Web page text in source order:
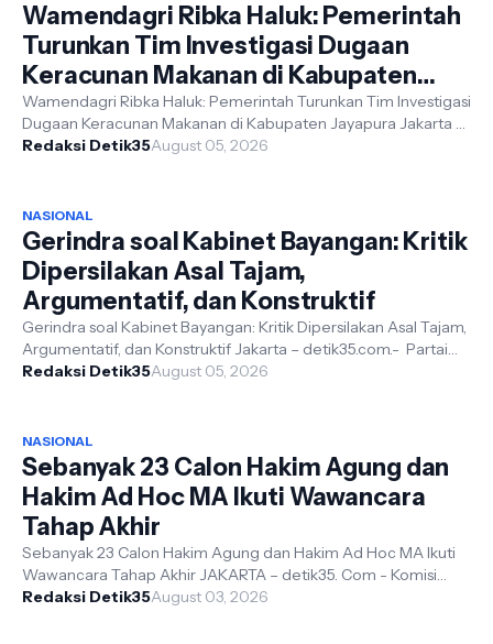
Wamendagri Ribka Haluk: Pemerintah
Turunkan Tim Investigasi Dugaan
Keracunan Makanan di Kabupaten
Jayapura
Wamendagri Ribka Haluk: Pemerintah Turunkan Tim Investigasi
Dugaan Keracunan Makanan di Kabupaten Jayapura Jakarta –
detik35. Com. - Wakil ...
Redaksi Detik35August 05, 2026
NASIONAL
Gerindra soal Kabinet Bayangan: Kritik
Dipersilakan Asal Tajam,
Argumentatif, dan Konstruktif
Gerindra soal Kabinet Bayangan: Kritik Dipersilakan Asal Tajam,
Argumentatif, dan Konstruktif Jakarta – detik35.com.- Partai
Gerindra menil...
Redaksi Detik35August 05, 2026
NASIONAL
Sebanyak 23 Calon Hakim Agung dan
Hakim Ad Hoc MA Ikuti Wawancara
Tahap Akhir
Sebanyak 23 Calon Hakim Agung dan Hakim Ad Hoc MA Ikuti
Wawancara Tahap Akhir JAKARTA – detik35. Com - Komisi
Yudisial (KY) memulai tahapa...
Redaksi Detik35August 03, 2026